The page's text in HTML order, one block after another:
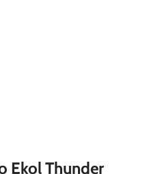
Ekol Thunder